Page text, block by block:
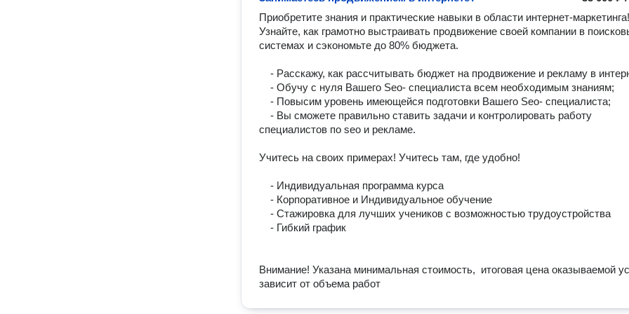
Приобретите знания и практические навыки в области интернет-маркетинга!
Узнайте, как грамотно выстраивать продвижение своей компании в
системах и сэкономьте до 80% бюджета.
специалистов по seo и рекламе.
Учитесь на своих примерах! Учитесь там, где удобно!
Внимание! Указана минимальная стоимость,  итоговая цена оказываемой
зависит от объема работ